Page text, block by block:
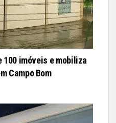
100 imóveis e mobiliza
Campo Bom